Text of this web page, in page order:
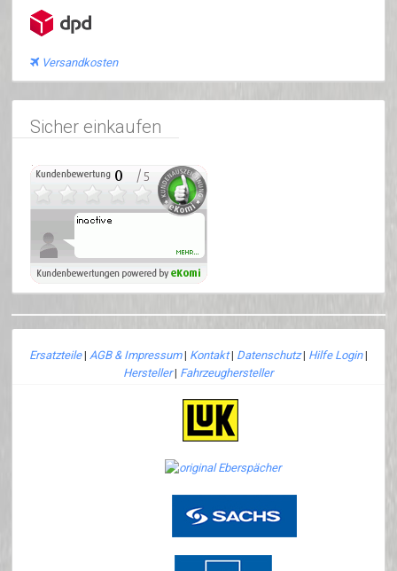
Versandkosten
Sicher einkaufen
Ersatzteile| AGB & Impressum| Kontakt| Datenschutz| Hilfe Login|
Hersteller| Fahrzeughersteller